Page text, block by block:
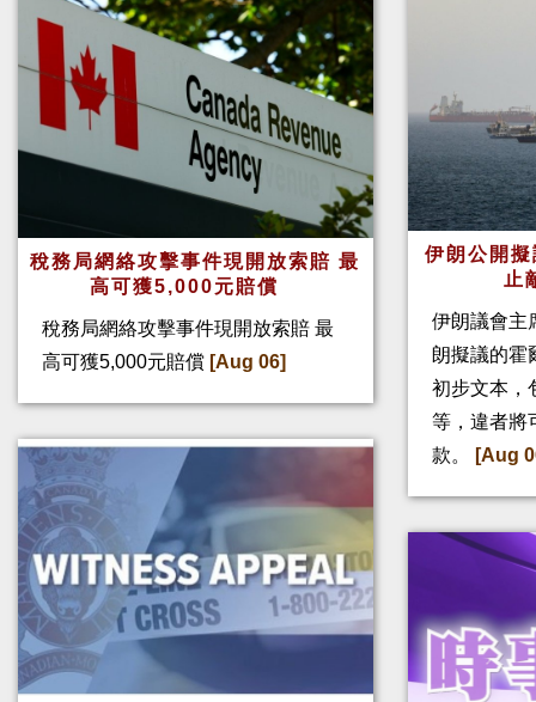
稅務局網絡攻擊事件現開放索賠 最
高可獲5,000元賠償
稅務局網絡攻擊事件現開放索賠 最
高可獲5,000元賠償 [Aug 06]
伊朗公開
止
伊朗議會主
朗擬議的霍
初步文本，
等，違者將
款。
[Aug